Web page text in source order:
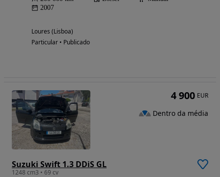
2007
Loures (Lisboa)
Particular • Publicado
Suzuki Swift 1.3 DDiS GL
1248 cm3 • 69 cv
4 900 EUR
Dentro da média